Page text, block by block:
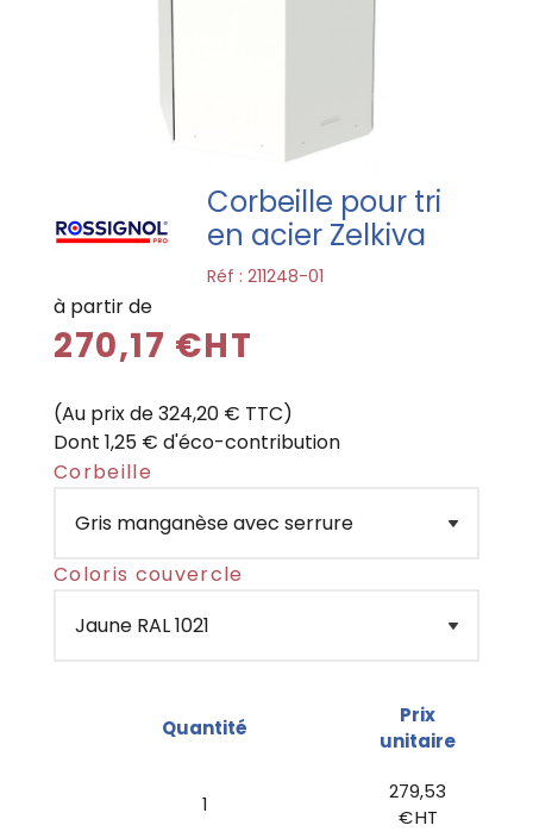
Corbeille pour tri
en acier Zelkiva
Réf :211248-01
à partir de
270,17 €HT
(Au prix de 324,20 € TTC)
Dont 1,25 € d'éco-contribution
Corbeille
Coloris couvercle
Quantité
Prix
unitaire
1
279,53
€ HT